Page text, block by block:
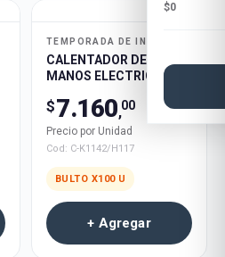
$0
TEMPORADA DE INVIERNO
CALENTADOR DE
MANOS ELECTRICO L8
$7.160,00
Precio por Unidad
Cod: C-K1142/H117
BULTO X100 U
+ Agregar